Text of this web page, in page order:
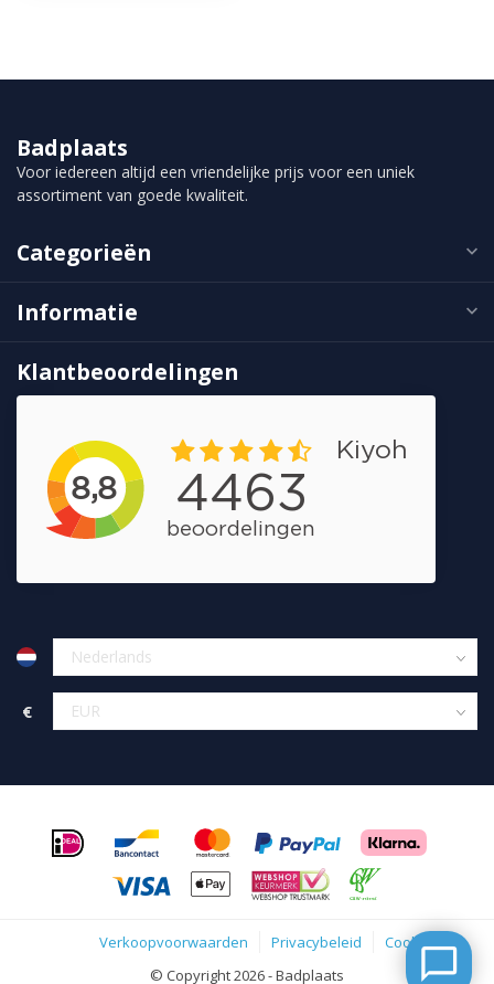
Badplaats
Voor iedereen altijd een vriendelijke prijs voor een uniek
assortiment van goede kwaliteit.
Categorieën
Informatie
Klantbeoordelingen
€
Verkoopvoorwaarden Privacybeleid
Cookies
© Copyright 2026 - Badplaats